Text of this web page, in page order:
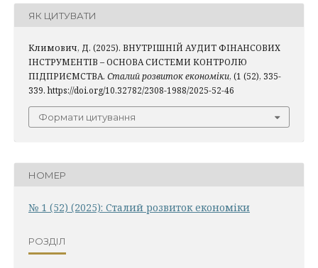
ЯК ЦИТУВАТИ
Климович, Д. (2025). ВНУТРІШНІЙ АУДИТ ФІНАНСОВИХ
ІНСТРУМЕНТІВ – ОСНОВА СИСТЕМИ КОНТРОЛЮ
ПІДПРИЄМСТВА. Сталий розвиток економіки, (1 (52), 335-
339. https://doi.org/10.32782/2308-1988/2025-52-46
Формати цитування
НОМЕР
№ 1 (52) (2025): Сталий розвиток економіки
РОЗДІЛ